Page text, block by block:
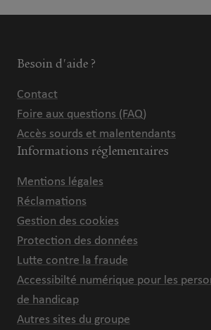
Besoin d'aide ?
Contact
Foire aux questions (FAQ)
Accès sourds et malentendants
Informations réglementaires
Mentions légales
Réclamations
Gestion des cookies
Protection des données
Lutte contre la fraude
Accessibilté numérique pour les
de handicap
Autres sites du groupe